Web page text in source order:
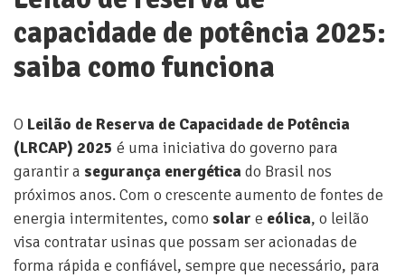
capacidade de potência 2025:
saiba como funciona
O Leilão de Reserva de Capacidade de Potência
(LRCAP) 2025 é uma iniciativa do governo para
garantir a segurança energéticado Brasil nos
próximos anos. Com o crescente aumento de fontes de
energia intermitentes, como solar e eólica, o leilão
visa contratar usinas que possam ser acionadas de
forma rápida e confiável, sempre que necessário, para